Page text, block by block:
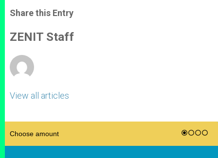
t
s
p
p
s
e
g
e
e
b
o
k
Share this Entry
ZENIT Staff
View all articles